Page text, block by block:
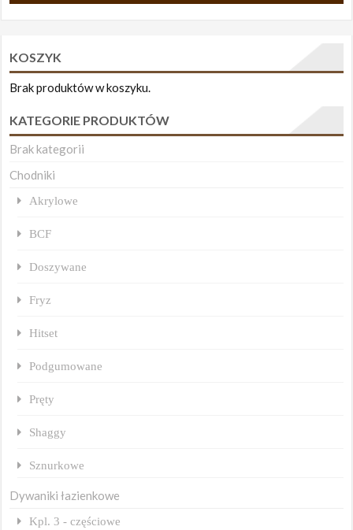
KOSZYK
Brak produktów w koszyku.
KATEGORIE PRODUKTÓW
Brak kategorii
Chodniki
Akrylowe
BCF
Doszywane
Fryz
Hitset
Podgumowane
Pręty
Shaggy
Sznurkowe
Dywaniki łazienkowe
Kpl. 3 - częściowe